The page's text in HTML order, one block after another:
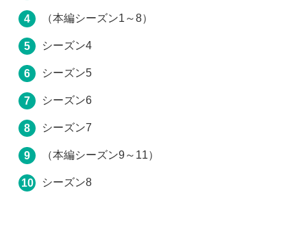
（本編シーズン1～8）
シーズン4
シーズン5
シーズン6
シーズン7
（本編シーズン9～11）
シーズン8